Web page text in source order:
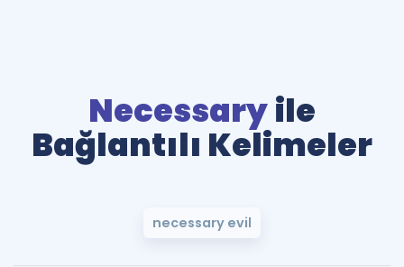
Necessaryile
Bağlantılı Kelimeler
necessary evil